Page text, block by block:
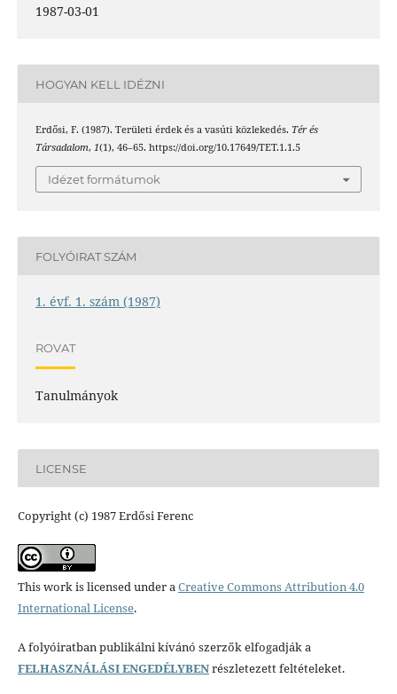
1987-03-01
HOGYAN KELL IDÉZNI
Erdősi, F. (1987). Területi érdek és a vasúti közlekedés. Tér és
Társadalom, 1(1), 46–65. https://doi.org/10.17649/TET.1.1.5
Idézet formátumok
FOLYÓIRAT SZÁM
1. évf. 1. szám (1987)
ROVAT
Tanulmányok
LICENSE
Copyright (c) 1987 Erdősi Ferenc
This work is licensed under aCreative Commons Attribution 4.0
International License.
A folyóiratban publikálni kívánó szerzők elfogadják a
FELHASZNÁLÁSI ENGEDÉLYBENrészletezett feltételeket.